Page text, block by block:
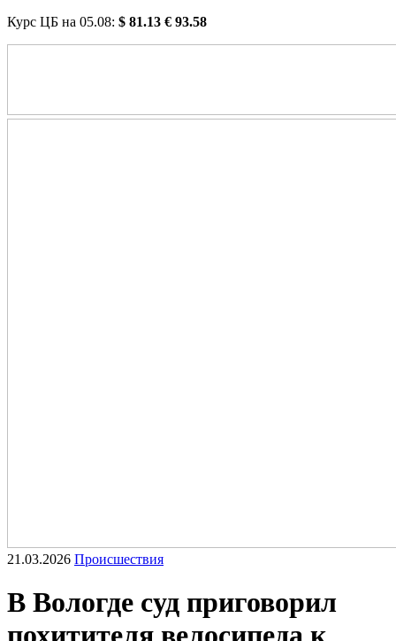
Курс ЦБ на 05.08: $ 81.13 € 93.58
21.03.2026 Происшествия
В Вологде суд приговорил